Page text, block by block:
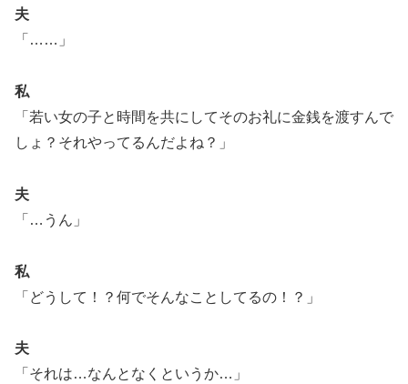
夫
「……」
私
「若い女の子と時間を共にしてそのお礼に金銭を渡すんで
しょ？それやってるんだよね？」
夫
「…うん」
私
「どうして！？何でそんなことしてるの！？」
夫
「それは…なんとなくというか…」